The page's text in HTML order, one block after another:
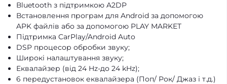
Вluetooth з підтримкою A2DP
Встановлення програм для Android за допомогою
APK файлів або за допомогою PLAY MARKET
Підтримка CarPlay/Android Auto
DSP процесор обробки звуку;
Широкі налаштування звуку;
Еквалайзер (від 24 Hz-до 24 kHz);
6 передустановок еквалайзера (Поп/ Рок/ Джаз і т.д.)